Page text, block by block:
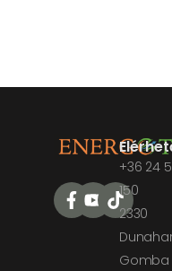
+36 24
150
2330
Gomba